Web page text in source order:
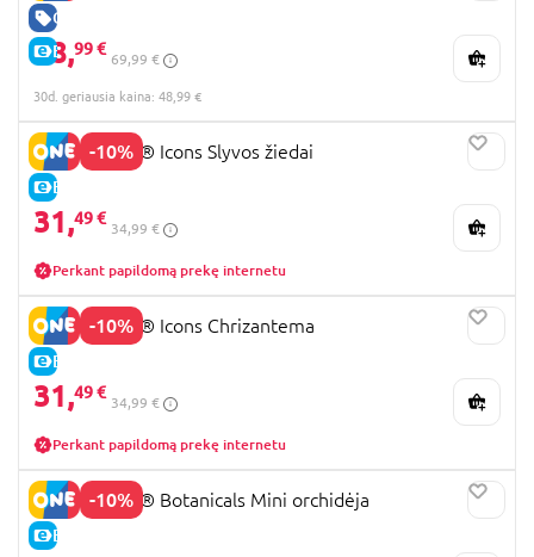
GERA KAINA
E-KAINA
48,99 €
69,99 €
30d. geriausia kaina: 48,99 €
-10%
E-KAINA
10369 LEGO® Icons Slyvos žiedai
31,49 €
34,99 €
Perkant papildomą prekę internetu
-10%
E-KAINA
10368 LEGO® Icons Chrizantema
31,49 €
34,99 €
Perkant papildomą prekę internetu
-10%
E-KAINA
10343 LEGO® Botanicals Mini orchidėja